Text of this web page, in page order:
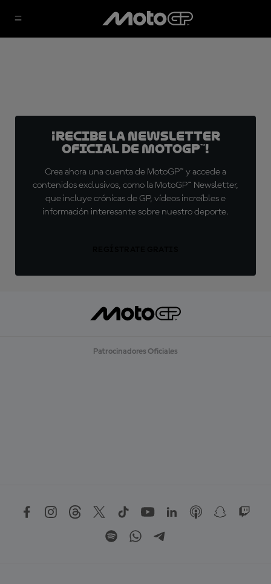
¡Recibe la Newsletter
oficial de MotoGP™!
Crea ahora una cuenta de MotoGP™ y accede a
contenidos exclusivos, como la MotoGP™ Newsletter,
que incluye crónicas de GP, vídeos increíbles e
información interesante sobre nuestro deporte.
Patrocinadores Oficiales